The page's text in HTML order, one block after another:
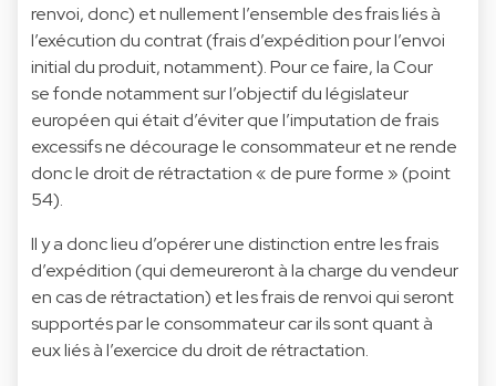
renvoi, donc) et nullement l’ensemble des frais liés à
l’exécution du contrat (frais d’expédition pour l’envoi
initial du produit, notamment). Pour ce faire, la Cour
se fonde notamment sur l’objectif du législateur
européen qui était d’éviter que l’imputation de frais
excessifs ne décourage le consommateur et ne rende
donc le droit de rétractation « de pure forme » (point
54).
Il y a donc lieu d’opérer une distinction entre les frais
d’expédition (qui demeureront à la charge du vendeur
en cas de rétractation) et les frais de renvoi qui seront
supportés par le consommateur car ils sont quant à
eux liés à l’exercice du droit de rétractation.